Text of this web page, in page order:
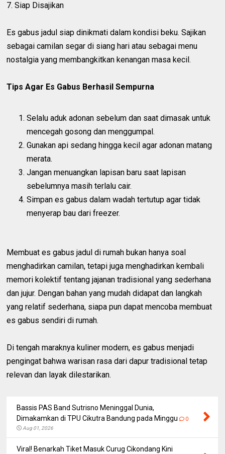
7. Siap Disajikan
Es gabus jadul siap dinikmati dalam kondisi beku. Sajikan
sebagai camilan segar di siang hari atau sebagai menu
nostalgia yang membangkitkan kenangan masa kecil.
Tips Agar Es Gabus Berhasil Sempurna
Selalu aduk adonan sebelum dan saat dimasak untuk
mencegah gosong dan menggumpal.
Gunakan api sedang hingga kecil agar adonan matang
merata.
Jangan menuangkan lapisan baru saat lapisan
sebelumnya masih terlalu cair.
Simpan es gabus dalam wadah tertutup agar tidak
menyerap bau dari freezer.
Membuat es gabus jadul di rumah bukan hanya soal
menghadirkan camilan, tetapi juga menghadirkan kembali
memori kolektif tentang jajanan tradisional yang sederhana
dan jujur. Dengan bahan yang mudah didapat dan langkah
yang relatif sederhana, siapa pun dapat mencoba membuat
es gabus sendiri di rumah.
Di tengah maraknya kuliner modern, es gabus menjadi
pengingat bahwa warisan rasa dari dapur tradisional tetap
relevan dan layak dilestarikan.
Bassis PAS Band Sutrisno Meninggal Dunia,
Dimakamkan di TPU Cikutra Bandung pada Minggu
0
Aug 01, 2026
Viral! Benarkah Tiket Masuk Curug Cikondang Kini